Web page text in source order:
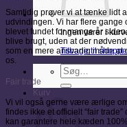
Ingen varer i
Tilbage til
Søg
efter:
Kurv
Samtidig prøver vi at tænke lidt
udvindingen. Vi har flere
blevet fundet for mange år
blive brugt, uden at der
som en mere ansvarlig måde at
os.
Fair trade
Vi vil også gerne være ærlige
findes ikke et officielt “fair
kan garantere hele kæden